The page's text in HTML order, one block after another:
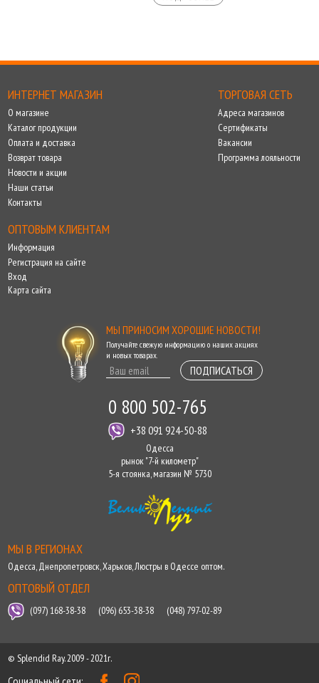
ИНТЕРНЕТ МАГАЗИН
О магазине
Каталог продукции
Оплата и доставка
Возврат товара
Новости и акции
Наши статьи
Контакты
ТОРГОВАЯ СЕТЬ
Адреса магазинов
Сертификаты
Вакансии
Программа лояльности
ОПТОВЫМ КЛИЕНТАМ
Информация
Регистрация на сайте
Вход
Карта сайта
МЫ ПРИНОСИМ ХОРОШИЕ НОВОСТИ!
Получайте свежую информацию о наших акциях
и новых товарах.
ПОДПИСАТЬСЯ
0 800 502-765
+38 091 924-50-88
Одесса
рынок "7-й километр"
5-я стоянка, магазин № 5730
МЫ В РЕГИОНАХ
Одесса,Днепропетровск,Харьков,Люстры в Одессе оптом.
ОПТОВЫЙ ОТДЕЛ
(097) 168-38-38 (096) 653-38-38 (048) 797-02-89
© Splendid Ray. 2009 - 2021г.